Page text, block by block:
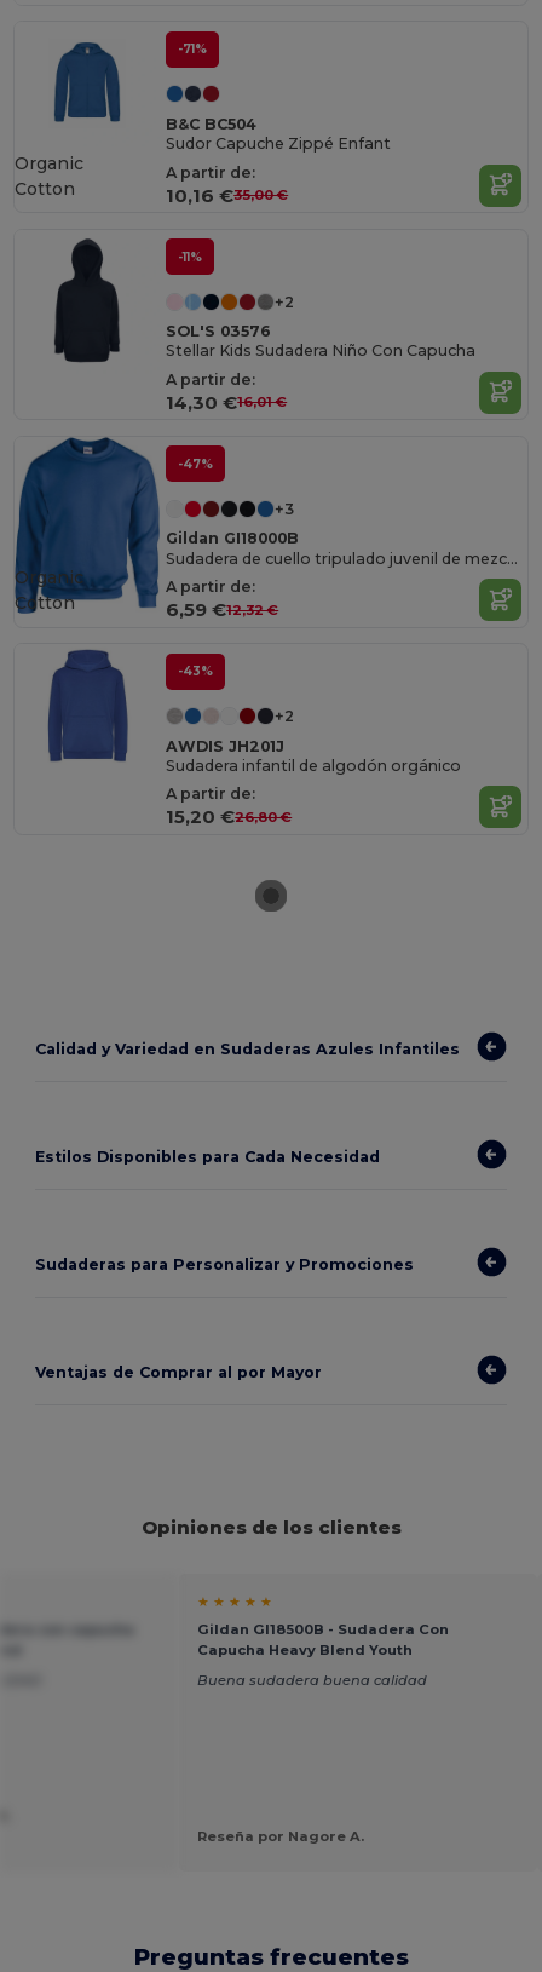
-71%
B&C BC504
Sudor Capuche Zippé Enfant
A partir de:
10,16 €35,00 €
Organic
Cotton
-11%
+2
SOL'S 03576
Stellar Kids Sudadera Niño Con Capucha
A partir de:
14,30 €16,01 €
-47%
+3
Gildan GI18000B
Sudadera de cuello tripulado juvenil de mezcla pesada
A partir de:
6,59 €12,32 €
Organic
Cotton
-43%
+2
AWDIS JH201J
Sudadera infantil de algodón orgánico
A partir de:
15,20 €26,80 €
Calidad y Variedad en Sudaderas Azules Infantiles
Estilos Disponibles para Cada Necesidad
Sudaderas para Personalizar y Promociones
Ventajas de Comprar al por Mayor
Opiniones de los clientes
★ ★ ★ ★ ★
Gildan GI18500B - Sudadera Con
Capucha Heavy Blend Youth
Buena sudadera buena calidad
Reseña por Nagore A.
Preguntas frecuentes